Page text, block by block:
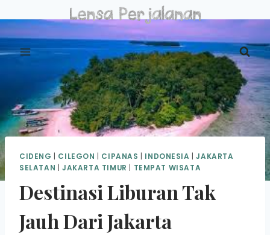
to
content
CIDENG | CILEGON | CIPANAS | INDONESIA |JAKARTA
SELATAN | JAKARTA TIMUR | TEMPAT WISATA
Destinasi Liburan Tak
Jauh Dari Jakarta